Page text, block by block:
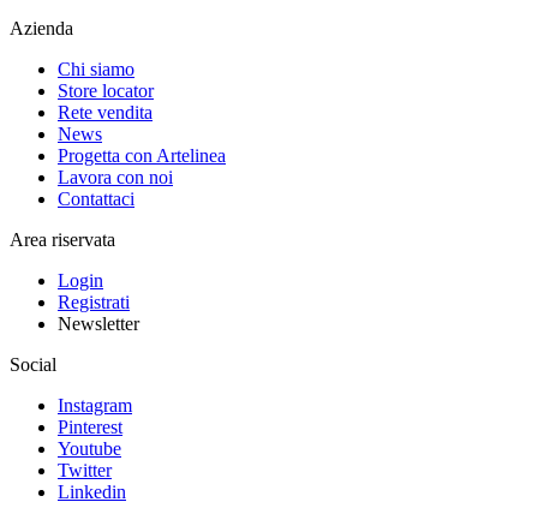
Azienda
Chi siamo
Store locator
Rete vendita
News
Progetta con Artelinea
Lavora con noi
Contattaci
Area riservata
Login
Registrati
Newsletter
Social
Instagram
Pinterest
Youtube
Twitter
Linkedin